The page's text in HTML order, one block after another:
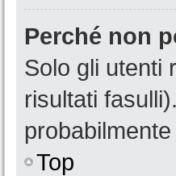
Perché non
Solo gli utenti
risultati
Top